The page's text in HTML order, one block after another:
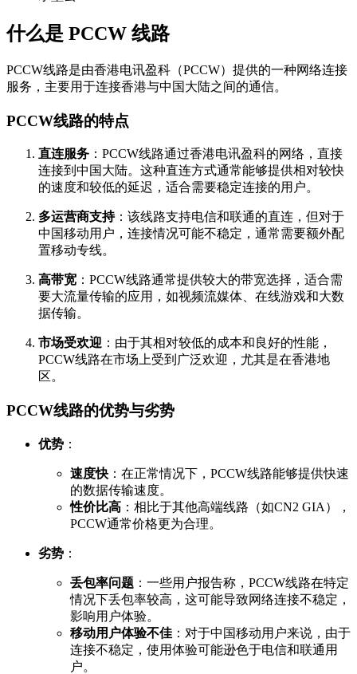
什么是 PCCW 线路
PCCW线路是由香港电讯盈科（PCCW）提供的一种网络连接
服务，主要用于连接香港与中国大陆之间的通信。
PCCW线路的特点
直连服务 ：PCCW线路通过香港电讯盈科的网络，直接
连接到中国大陆。这种直连方式通常能够提供相对较快
的速度和较低的延迟，适合需要稳定连接的用户。
多运营商支持：该线路支持电信和联通的直连，但对于
中国移动用户，连接情况可能不稳定，通常需要额外配
置移动专线。
高带宽 ：PCCW线路通常提供较大的带宽选择，适合需
要大流量传输的应用，如视频流媒体、在线游戏和大数
据传输。
市场受欢迎 ：由于其相对较低的成本和良好的性能，
PCCW线路在市场上受到广泛欢迎，尤其是在香港地
区。
PCCW线路的优势与劣势
优势 ：
速度快 ：在正常情况下，PCCW线路能够提供快速
的数据传输速度。
性价比高 ：相比于其他高端线路（如CN2 GIA），
PCCW通常价格更为合理。
劣势 ：
丢包率问题 ：一些用户报告称，PCCW线路在特定
情况下丢包率较高，这可能导致网络连接不稳定，
影响用户体验。
移动用户体验不佳 ：对于中国移动用户来说，由于
连接不稳定，使用体验可能逊色于电信和联通用
户。